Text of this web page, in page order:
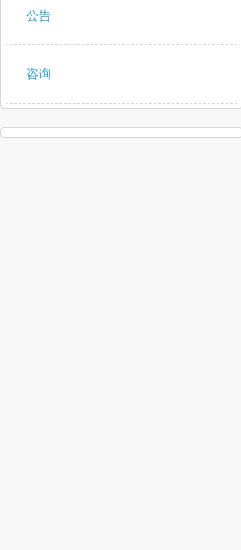
公告
咨询